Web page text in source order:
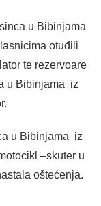
u Bibinjama
otuđili
te rezervoare
u Bibinjama iz
u Bibinjama iz
–skuter u
oštećenja.